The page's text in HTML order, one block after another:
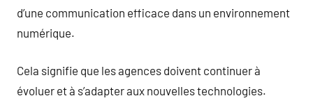
d’une communication efficace dans un environnement
numérique.
Cela signifie que les agences doivent continuer à
évoluer et à s’adapter aux nouvelles technologies.